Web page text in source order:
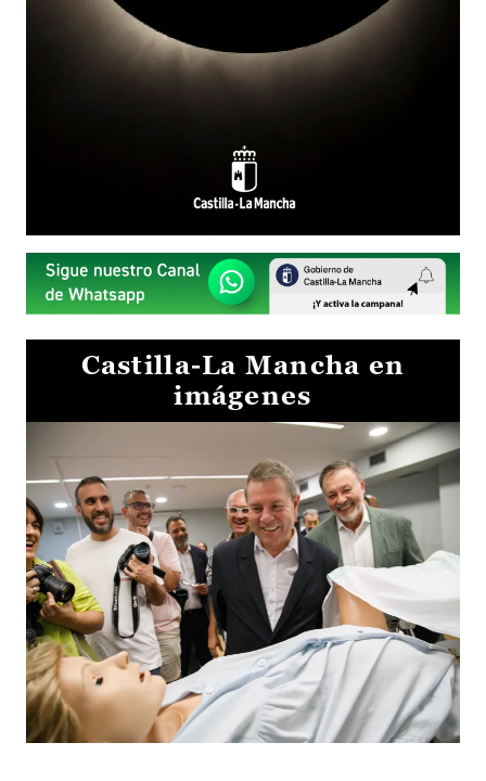
Castilla-La Mancha en
imágenes